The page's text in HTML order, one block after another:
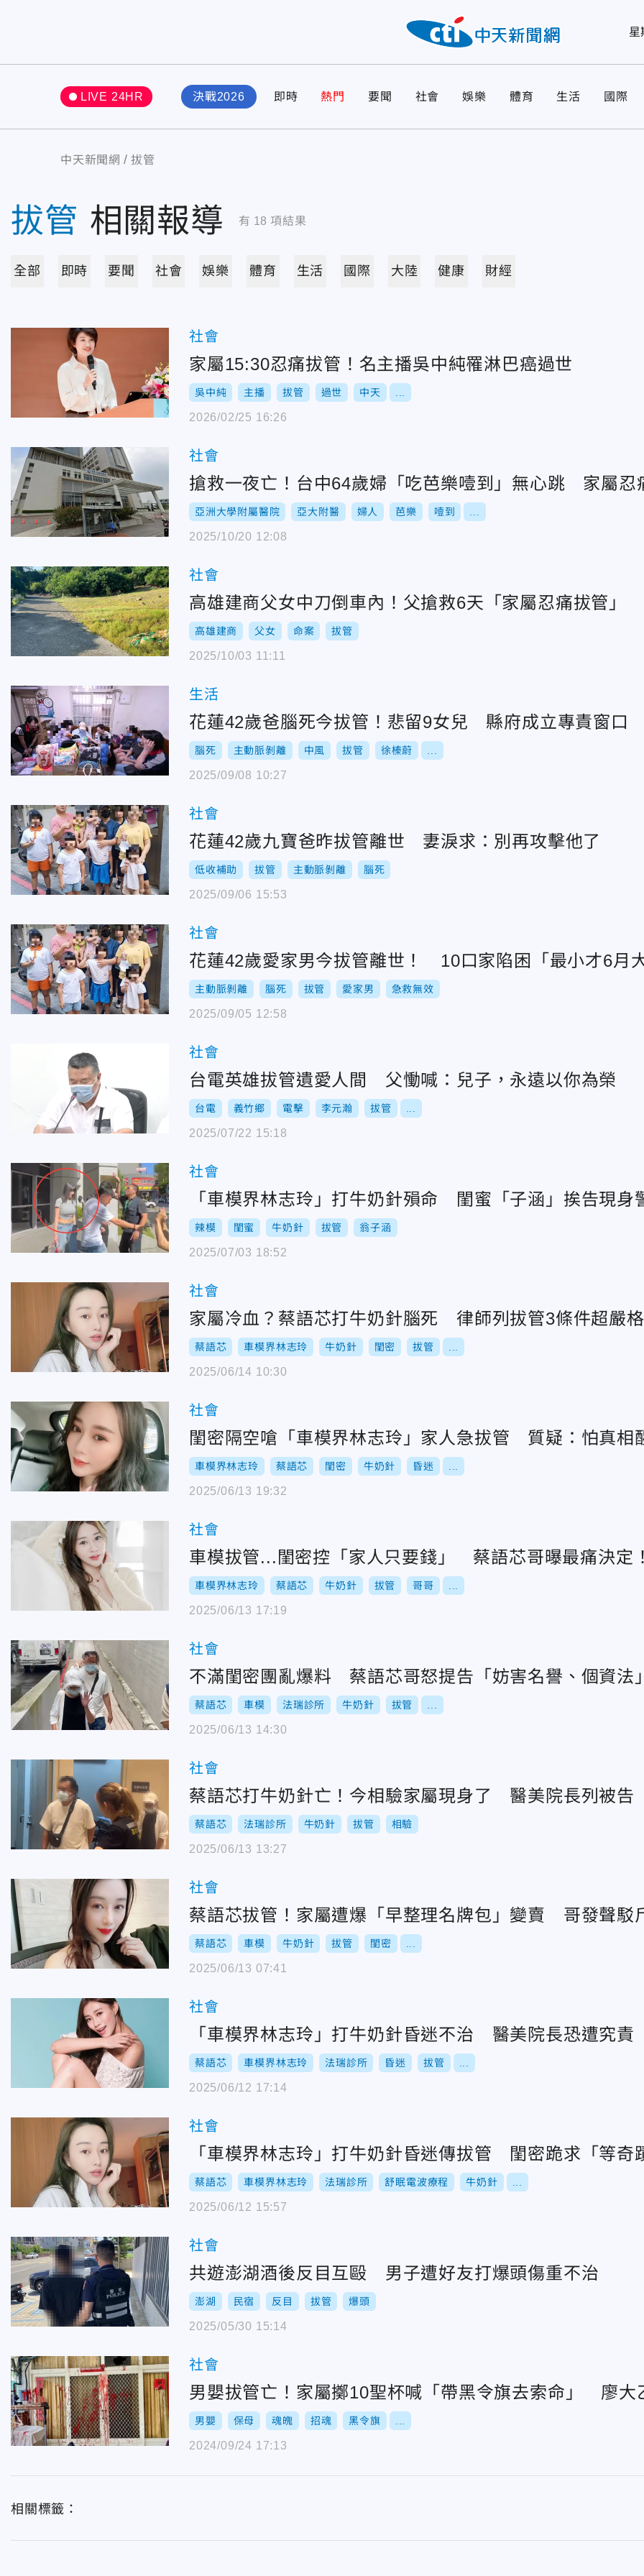
星
LIVE 24HR 決戰2026 即時 熱門 要聞 社會 娛樂 體育 生活 國際
中天新聞網 拔管
拔管 相關報導 有 18 項結果
全部 即時 要聞 社會 娛樂 體育 生活 國際 大陸 健康 財經
社會
家屬15:30忍痛拔管！名主播吳中純罹淋巴癌過世
吳中純 主播 拔管 過世 中天
2026/02/25 16:26
社會
搶救一夜亡！台中64歲婦「吃芭樂噎到」無心跳 家屬忍
亞洲大學附屬醫院 亞大附醫 婦人 芭樂 噎到
2025/10/20 12:08
社會
高雄建商父女中刀倒車內！父搶救6天「家屬忍痛拔管」
高雄建商 父女 命案 拔管
2025/10/03 11:11
生活
花蓮42歲爸腦死今拔管！悲留9女兒 縣府成立專責窗口
腦死 主動脈剝離 中風 拔管 徐榛蔚
2025/09/08 10:27
社會
花蓮42歲九寶爸昨拔管離世 妻淚求：別再攻擊他了
低收補助 拔管 主動脈剝離 腦死
2025/09/06 15:53
社會
花蓮42歲愛家男今拔管離世！ 10口家陷困「最小才6月
主動脈剝離 腦死 拔管 愛家男 急救無效
2025/09/05 12:58
社會
台電英雄拔管遺愛人間 父慟喊：兒子，永遠以你為榮
台電 義竹鄉 電擊 李元瀚 拔管
2025/07/22 15:18
社會
「車模界林志玲」打牛奶針殞命 閨蜜「子涵」挨告現身
辣模 閨蜜 牛奶針 拔管 翁子涵
2025/07/03 18:52
社會
家屬冷血？蔡語芯打牛奶針腦死 律師列拔管3條件超嚴格
蔡語芯 車模界林志玲 牛奶針 閨密 拔管
2025/06/14 10:30
社會
閨密隔空嗆「車模界林志玲」家人急拔管 質疑：怕真相
車模界林志玲 蔡語芯 閨密 牛奶針 昏迷
2025/06/13 19:32
社會
車模拔管...閨密控「家人只要錢」 蔡語芯哥曝最痛決定
車模界林志玲 蔡語芯 牛奶針 拔管 哥哥
2025/06/13 17:19
社會
不滿閨密團亂爆料 蔡語芯哥怒提告「妨害名譽、個資法
蔡語芯 車模 法瑞診所 牛奶針 拔管
2025/06/13 14:30
社會
蔡語芯打牛奶針亡！今相驗家屬現身了 醫美院長列被告
蔡語芯 法瑞診所 牛奶針 拔管 相驗
2025/06/13 13:27
社會
蔡語芯拔管！家屬遭爆「早整理名牌包」變賣 哥發聲駁
蔡語芯 車模 牛奶針 拔管 閨密
2025/06/13 07:41
社會
「車模界林志玲」打牛奶針昏迷不治 醫美院長恐遭究責
蔡語芯 車模界林志玲 法瑞診所 昏迷 拔管
2025/06/12 17:14
社會
「車模界林志玲」打牛奶針昏迷傳拔管 閨密跪求「等奇
蔡語芯 車模界林志玲 法瑞診所 舒眠電波療程 牛奶針
2025/06/12 15:57
社會
共遊澎湖酒後反目互毆 男子遭好友打爆頭傷重不治
澎湖 民宿 反目 拔管 爆頭
2025/05/30 15:14
社會
男嬰拔管亡！家屬擲10聖杯喊「帶黑令旗去索命」 廖大
男嬰 保母 魂魄 招魂 黑令旗
2024/09/24 17:13
相關標籤：